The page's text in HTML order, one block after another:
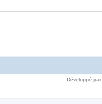
Développé par